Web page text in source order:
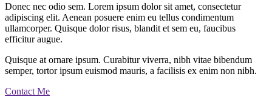
Donec nec odio sem. Lorem ipsum dolor sit amet, consectetur
adipiscing elit. Aenean posuere enim eu tellus condimentum
ullamcorper. Quisque dolor risus, blandit et sem eu, faucibus
efficitur augue.
Quisque at ornare ipsum. Curabitur viverra, nibh vitae bibendum
semper, tortor ipsum euismod mauris, a facilisis ex enim non nibh.
Contact Me